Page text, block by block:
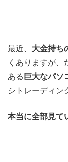
最近、 大金持ち
くありますが、
ある 巨大なパソ
シトレーディン
本当に全部見て